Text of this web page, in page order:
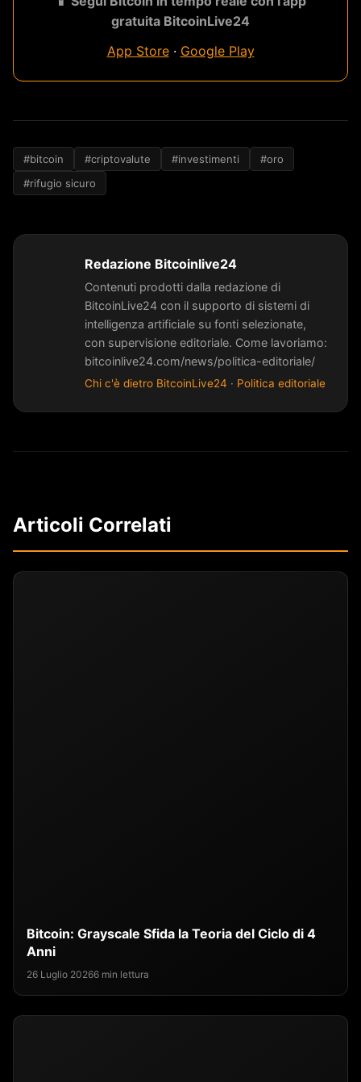
gratuita BitcoinLive24
App Store· Google Play
#bitcoin #criptovalute #investimenti
#oro
#rifugio sicuro
Redazione Bitcoinlive24
Contenuti prodotti dalla redazione di
BitcoinLive24 con il supporto di sistemi di
intelligenza artificiale su fonti selezionate,
con supervisione editoriale. Come lavoriamo:
bitcoinlive24.com/news/politica-editoriale/
Chi c'è dietro BitcoinLive24 · Politica editoriale
Articoli Correlati
Bitcoin: Grayscale Sfida la Teoria del Ciclo di 4
Anni
26 Luglio 20266 min lettura